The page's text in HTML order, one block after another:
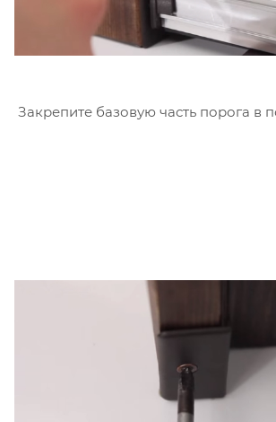
Закрепите базовую часть порога в